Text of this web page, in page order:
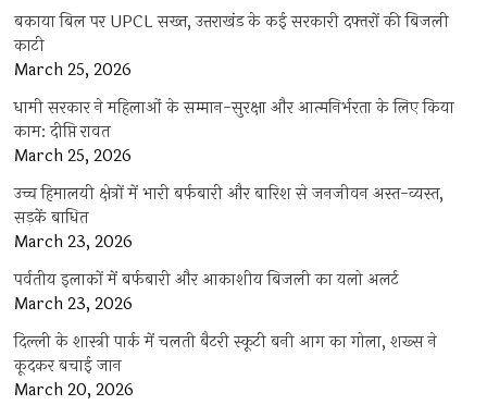
बकाया बिल पर UPCL सख्त, उत्तराखंड के कई सरकारी दफ्तरों की बिजली
काटी
March 25, 2026
धामी सरकार ने महिलाओं के सम्मान-सुरक्षा और आत्मनिर्भरता के लिए किया
काम: दीप्ति रावत
March 25, 2026
उच्च हिमालयी क्षेत्रों में भारी बर्फबारी और बारिश से जनजीवन अस्त-व्यस्त,
सड़कें बाधित
March 23, 2026
पर्वतीय इलाकों में बर्फबारी और आकाशीय बिजली का यलो अलर्ट
March 23, 2026
दिल्ली के शास्त्री पार्क में चलती बैटरी स्कूटी बनी आग का गोला, शख्स ने
कूदकर बचाई जान
March 20, 2026